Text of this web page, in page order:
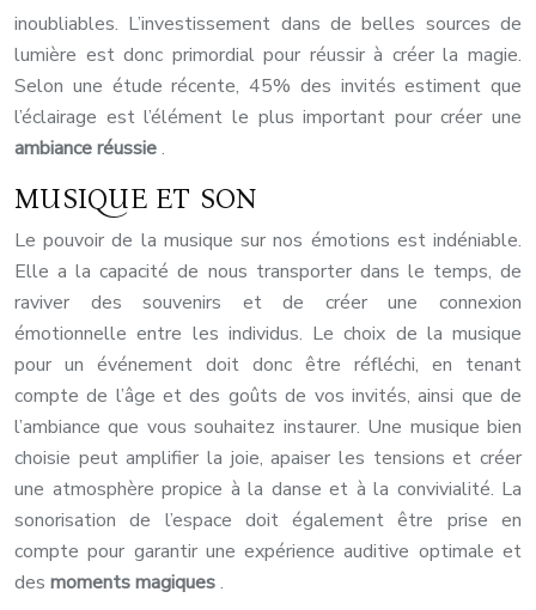
inoubliables. L’investissement dans de belles sources de
lumière est donc primordial pour réussir à créer la magie.
Selon une étude récente, 45% des invités estiment que
l’éclairage est l’élément le plus important pour créer une
ambiance réussie.
MUSIQUE ET SON
Le pouvoir de la musique sur nos émotions est indéniable.
Elle a la capacité de nous transporter dans le temps, de
raviver des souvenirs et de créer une connexion
émotionnelle entre les individus. Le choix de la musique
pour un événement doit donc être réfléchi, en tenant
compte de l’âge et des goûts de vos invités, ainsi que de
l’ambiance que vous souhaitez instaurer. Une musique bien
choisie peut amplifier la joie, apaiser les tensions et créer
une atmosphère propice à la danse et à la convivialité. La
sonorisation de l’espace doit également être prise en
compte pour garantir une expérience auditive optimale et
des moments magiques.